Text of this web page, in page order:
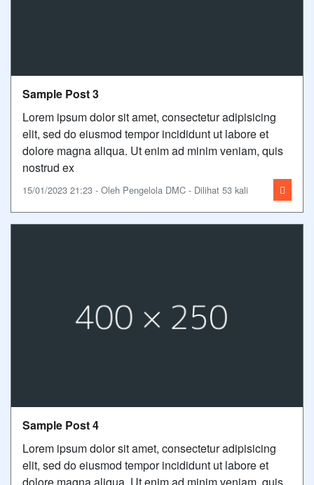
Sample Post 3
Lorem ipsum dolor sit amet, consectetur adipisicing
elit, sed do eiusmod tempor incididunt ut labore et
dolore magna aliqua. Ut enim ad minim veniam, quis
nostrud ex
15/01/2023 21:23 - Oleh Pengelola DMC - Dilihat 53 kali
Sample Post 4
Lorem ipsum dolor sit amet, consectetur adipisicing
elit, sed do eiusmod tempor incididunt ut labore et